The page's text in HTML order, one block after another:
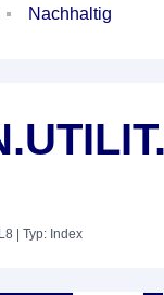
Nachhaltig
| Typ: Index